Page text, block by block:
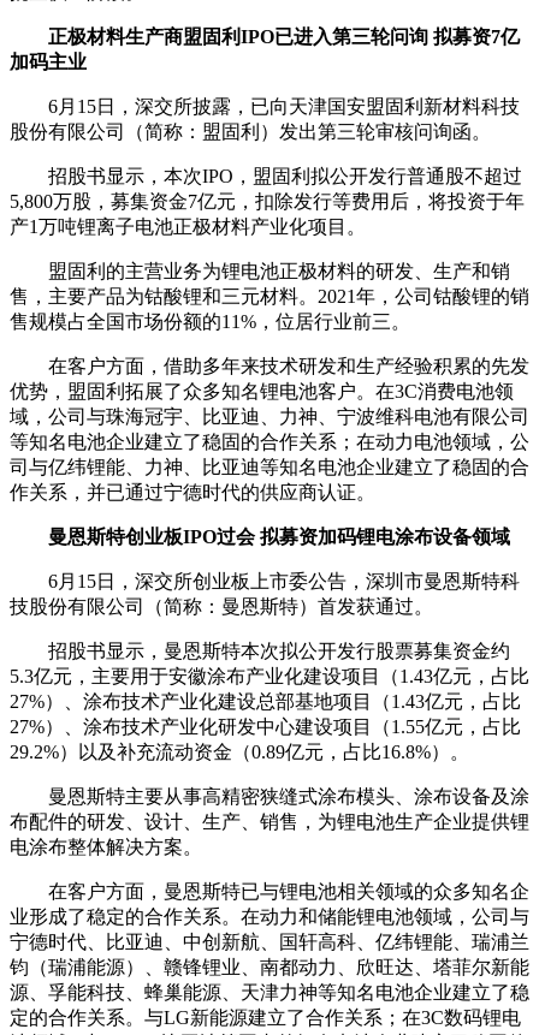
正极材料生产商盟固利IPO已进入第三轮问询 拟募资7亿
加码主业
6月15日，深交所披露，已向天津国安盟固利新材料科技
股份有限公司（简称：盟固利）发出第三轮审核问询函。
招股书显示，本次IPO，盟固利拟公开发行普通股不超过
5,800万股，募集资金7亿元，扣除发行等费用后，将投资于年
产1万吨锂离子电池正极材料产业化项目。
盟固利的主营业务为锂电池正极材料的研发、生产和销
售，主要产品为钴酸锂和三元材料。2021年，公司钴酸锂的销
售规模占全国市场份额的11%，位居行业前三。
在客户方面，借助多年来技术研发和生产经验积累的先发
优势，盟固利拓展了众多知名锂电池客户。在3C消费电池领
域，公司与珠海冠宇、比亚迪、力神、宁波维科电池有限公司
等知名电池企业建立了稳固的合作关系；在动力电池领域，公
司与亿纬锂能、力神、比亚迪等知名电池企业建立了稳固的合
作关系，并已通过宁德时代的供应商认证。
曼恩斯特创业板IPO过会 拟募资加码锂电涂布设备领域
6月15日，深交所创业板上市委公告，深圳市曼恩斯特科
技股份有限公司（简称：曼恩斯特）首发获通过。
招股书显示，曼恩斯特本次拟公开发行股票募集资金约
5.3亿元，主要用于安徽涂布产业化建设项目（1.43亿元，占比
27%）、涂布技术产业化建设总部基地项目（1.43亿元，占比
27%）、涂布技术产业化研发中心建设项目（1.55亿元，占比
29.2%）以及补充流动资金（0.89亿元，占比16.8%）。
曼恩斯特主要从事高精密狭缝式涂布模头、涂布设备及涂
布配件的研发、设计、生产、销售，为锂电池生产企业提供锂
电涂布整体解决方案。
在客户方面，曼恩斯特已与锂电池相关领域的众多知名企
业形成了稳定的合作关系。在动力和储能锂电池领域，公司与
宁德时代、比亚迪、中创新航、国轩高科、亿纬锂能、瑞浦兰
钧（瑞浦能源）、赣锋锂业、南都动力、欣旺达、塔菲尔新能
源、孚能科技、蜂巢能源、天津力神等知名电池企业建立了稳
定的合作关系。与LG新能源建立了合作关系；在3C数码锂电